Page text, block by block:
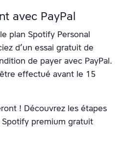
avec PayPal
plan Spotify Personal
d’un essai gratuit de
de payer avec PayPal.
effectué avant le 15
! Découvrez les étapes
premium gratuit